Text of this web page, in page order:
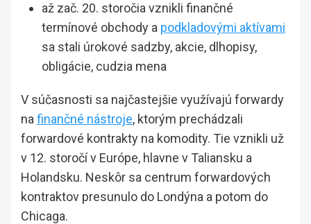
až zač. 20. storočia vznikli finančné
termínové obchody a podkladovými aktívami
sa stali úrokové sadzby, akcie, dlhopisy,
obligácie, cudzia mena
V súčasnosti sa najčastejšie využívajú forwardy
na finančné nástroje, ktorým prechádzali
forwardové kontrakty na komodity. Tie vznikli už
v 12. storočí v Európe, hlavne v Taliansku a
Holandsku. Neskôr sa centrum forwardových
kontraktov presunulo do Londýna a potom do
Chicaga.